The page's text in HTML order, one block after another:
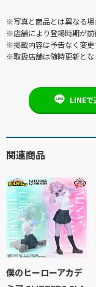
※写真と商品とは異なる場
※店舗により登場時期が前
※掲載内容は予告なく変更
※取扱店舗は随時更新とな
LINEで
関連商品
僕のヒーローアカデ